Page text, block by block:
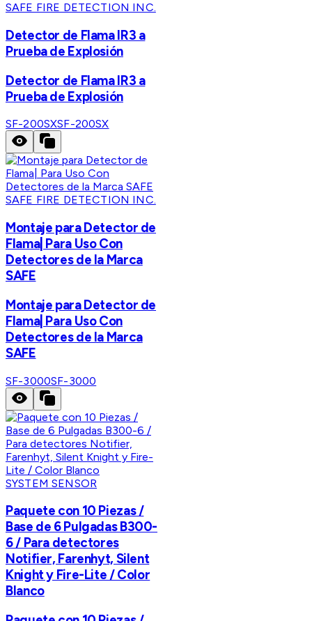
SAFE FIRE DETECTION INC.
Detector de Flama IR3 a
Prueba de Explosión
Detector de Flama IR3 a
Prueba de Explosión
SF-200SXSF-200SX
SAFE FIRE DETECTION INC.
Montaje para Detector de
Flama| Para Uso Con
Detectores de la Marca
SAFE
Montaje para Detector de
Flama| Para Uso Con
Detectores de la Marca
SAFE
SF-3000SF-3000
SYSTEM SENSOR
Paquete con 10 Piezas /
Base de 6 Pulgadas B300-
6 / Para detectores
Notifier, Farenhyt, Silent
Knight y Fire-Lite / Color
Blanco